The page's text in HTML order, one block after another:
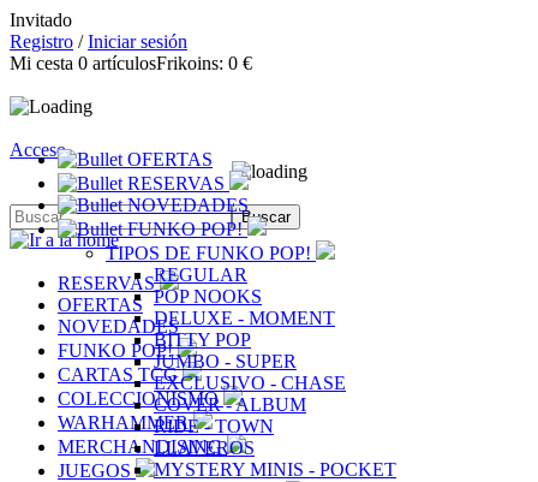
Invitado
Registro /Iniciar sesión
Mi cesta 0 artículosFrikoins: 0 €
Acceso
RESERVAS
OFERTAS
NOVEDADES
FUNKO POP!
CARTAS TCG
COLECCIONISMO
WARHAMMER
MERCHANDISING
JUEGOS
OFERTAS
RESERVAS
NOVEDADES
FUNKO POP!
TIPOS DE FUNKO POP!
REGULAR
POP NOOKS
DELUXE - MOMENT
BITTY POP
JUMBO - SUPER
EXCLUSIVO - CHASE
COVER - ALBUM
RIDE - TOWN
LLAVEROS
MYSTERY MINIS - POCKET